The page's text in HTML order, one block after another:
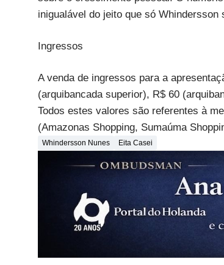
inigualável do jeito que só Whindersson
Ingressos
A venda de ingressos para a
(arquibancada superior), R$ 60
Todos estes valores são referentes à
(Amazonas Shopping, Sumaúma
Whindersson Nunes Eita Casei